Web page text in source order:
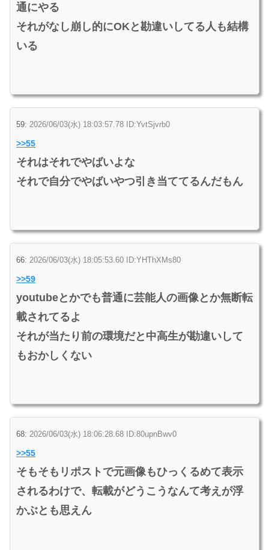
通にやる
それがなし崩し的にOKと勘違いしてる人も結構
いる
59: 2026/06/03(水) 18:03:57.78 ID:YvtSjvrb0
>>55
それはそれでやばいよな
それで自分でやばいやつ引き当ててるんだもん
66: 2026/06/03(水) 18:05:53.60 ID:YHThXMs80
>>59
youtubeとかでも普通に芸能人の画像とか無断転
載されてるよ
それが当たり前の環境だと中高生が勘違いして
もおかしくない
68: 2026/06/03(水) 18:06:28.68 ID:80upnBwv0
>>55
そもそもリポストで元画像もひっくるめて表示
されるわけで、転載がどうこうなんて考えが浮
かぶとも思えん